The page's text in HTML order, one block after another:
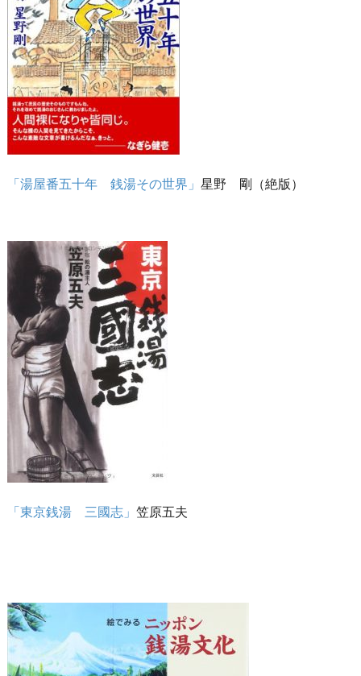
「湯屋番五十年 銭湯その世界」 星野 剛（絶版）
「東京銭湯 三國志」 笠原五夫